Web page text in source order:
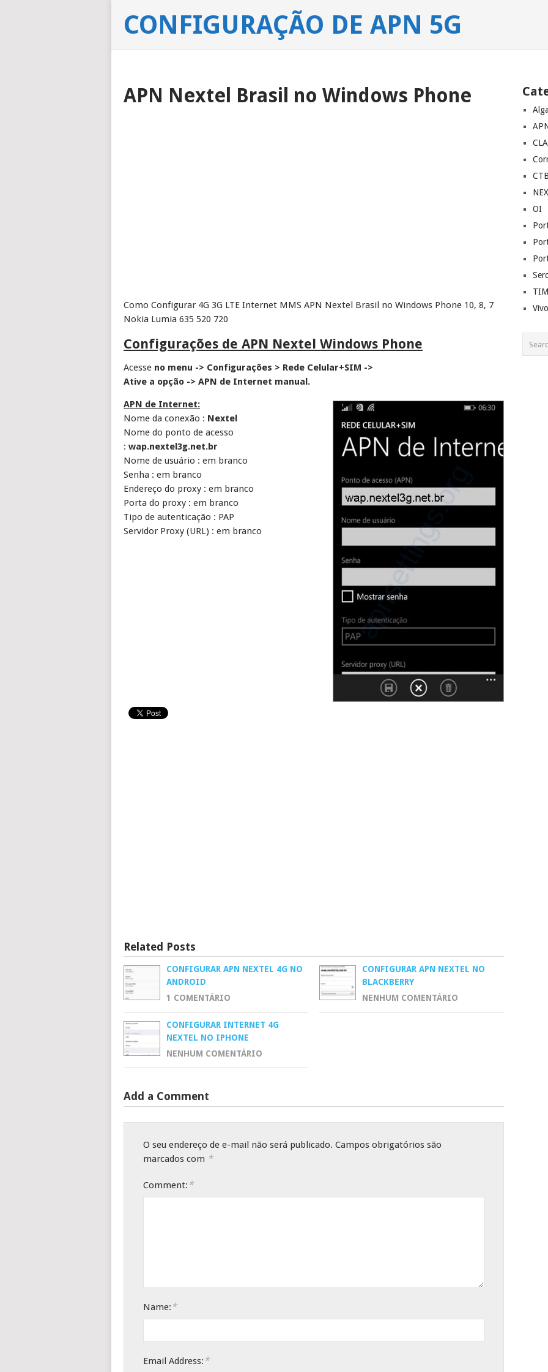
CONFIGURAÇÃO DE APN 5G
APN Nextel Brasil no Windows Phone
Como Configurar 4G 3G LTE Internet MMS APN Nextel Brasil no Windows Phone 10, 8, 7
Nokia Lumia 635 520 720
Configurações de APN Nextel Windows Phone
Acesse no menu -> Configurações > Rede Celular+SIM ->
Ative a opção -> APN de Internet manual.
APN de Internet:
Nome da conexão : Nextel
Nome do ponto de acesso
: wap.nextel3g.net.br
Nome de usuário : em branco
Senha : em branco
Endereço do proxy : em branco
Porta do proxy : em branco
Tipo de autenticação : PAP
Servidor Proxy (URL) : em branco
Related Posts
CONFIGURAR APN NEXTEL 4G NO
ANDROID
1 COMENTÁRIO
CONFIGURAR APN NEXTEL NO
BLACKBERRY
NENHUM COMENTÁRIO
CONFIGURAR INTERNET 4G
NEXTEL NO IPHONE
NENHUM COMENTÁRIO
Add a Comment
O seu endereço de e-mail não será publicado. Campos obrigatórios são
marcados com *
Comment: *
Name: *
Email Address: *
OI
TIM
Vivo